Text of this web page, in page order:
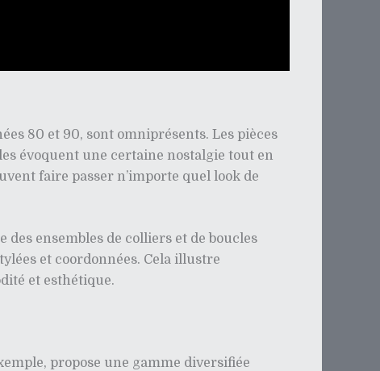
80 et 90, sont omniprésents. Les pièces
évoquent une certaine nostalgie tout en
faire passer n’importe quel look de
des ensembles de colliers et de boucles
et coordonnées. Cela illustre
et esthétique.
propose une gamme diversifiée